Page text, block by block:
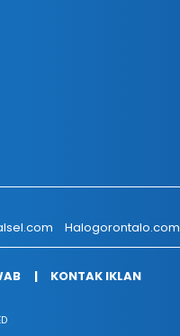
Halogorontalo.com
KONTAK IKLAN